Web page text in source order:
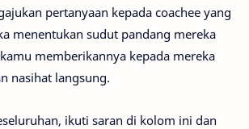
pertanyaan kepada coachee yang
menentukan sudut pandang mereka
memberikannya kepada mereka
nasihat langsung.
ikuti saran di kolom ini dan